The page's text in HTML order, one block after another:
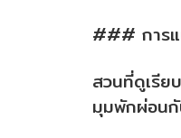
### การ
สวนที่ดูเรีย
มุมพักผ่อนกั